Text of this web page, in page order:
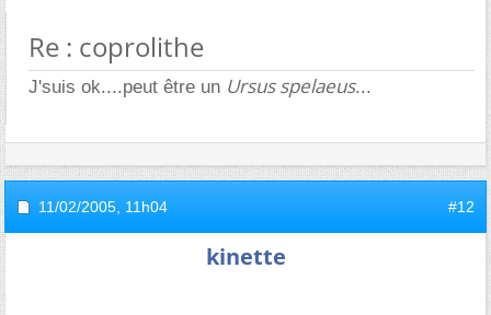
Re : coprolithe
J'suis ok....peut être un Ursus spelaeus...
11/02/2005, 11h04 #12
kinette